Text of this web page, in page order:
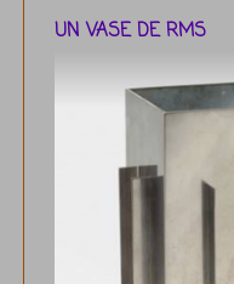
UN VASE DE RMS